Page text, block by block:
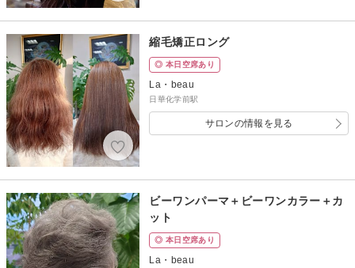
縮毛矯正ロング
◎ 本日空席あり
La・beau
日華化学前駅
サロンの情報を見る
ビーワンパーマ＋ビーワンカラー＋カ
ット
◎ 本日空席あり
La・beau